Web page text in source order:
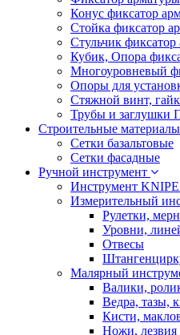
Конус фиксатор
Стойка фиксатор
Стульчик
Кубик, Опора
Многоуровневый
Опоры для
Стяжной винт,
Трубы и заглушки
Строительные материалы
Сетки базальтовые
Сетки фасадные
Ручной инструмент
Инструмент
Измерительный
Рулетки,
Уровни,
Отвесы
Малярный
Валики,
Ведра, тазы,
Кисти,
Ножи, лезвия